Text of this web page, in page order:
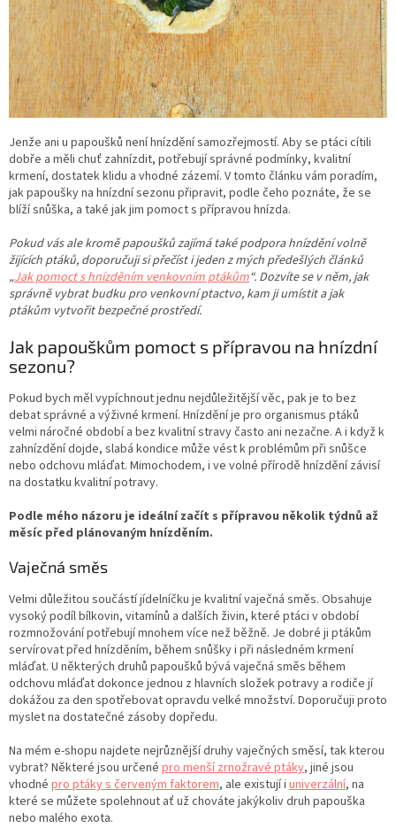
Jenže ani u papoušků není hnízdění samozřejmostí. Aby se ptáci cítili
dobře a měli chuť zahnízdit, potřebují správné podmínky, kvalitní
krmení, dostatek klidu a vhodné zázemí. V tomto článku vám poradím,
jak papoušky na hnízdní sezonu připravit, podle čeho poznáte, že se
blíží snůška, a také jak jim pomoct s přípravou hnízda.
Pokud vás ale kromě papoušků zajímá také podpora hnízdění volně
žijících ptáků, doporučuji si přečíst i jeden z mých předešlých článků
„Jak pomoct s hnízděním venkovním ptákům“. Dozvíte se v něm, jak
správně vybrat budku pro venkovní ptactvo, kam ji umístit a jak
ptákům vytvořit bezpečné prostředí.
Jak papouškům pomoct s přípravou na hnízdní
sezonu?
Pokud bych měl vypíchnout jednu nejdůležitější věc, pak je to bez
debat správné a výživné krmení. Hnízdění je pro organismus ptáků
velmi náročné období a bez kvalitní stravy často ani nezačne. A i když k
zahnízdění dojde, slabá kondice může vést k problémům při snůšce
nebo odchovu mláďat. Mimochodem, i ve volné přírodě hnízdění závisí
na dostatku kvalitní potravy.
Podle mého názoru je ideální začít s přípravou několik týdnů až
měsíc před plánovaným hnízděním.
Vaječná směs
Velmi důležitou součástí jídelníčku je kvalitní vaječná směs. Obsahuje
vysoký podíl bílkovin, vitamínů a dalších živin, které ptáci v období
rozmnožování potřebují mnohem více než běžně. Je dobré ji ptákům
servírovat před hnízděním, během snůšky i při následném krmení
mláďat. U některých druhů papoušků bývá vaječná směs během
odchovu mláďat dokonce jednou z hlavních složek potravy a rodiče jí
dokážou za den spotřebovat opravdu velké množství. Doporučuji proto
myslet na dostatečné zásoby dopředu.
Na mém e-shopu najdete nejrůznější druhy vaječných směsí, tak kterou
vybrat? Některé jsou určené pro menší zrnožravé ptáky, jiné jsou
vhodné pro ptáky s červeným faktorem, ale existují i univerzální, na
které se můžete spolehnout ať už chováte jakýkoliv druh papouška
nebo malého exota.